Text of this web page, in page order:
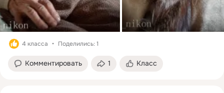
4 класса Поделились: 1
Комментировать 1 Класс